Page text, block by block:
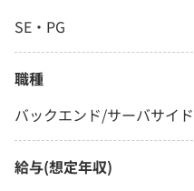
SE・PG
職種
バックエンド/サーバサイド
給与(想定年収)